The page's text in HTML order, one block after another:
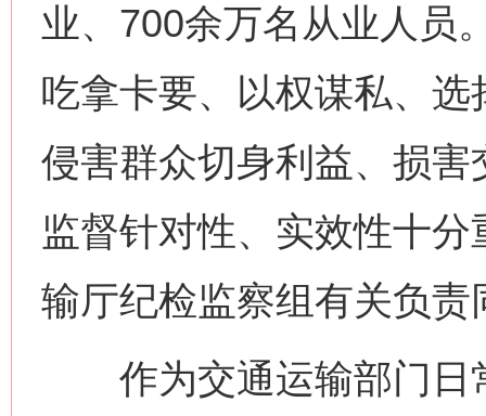
业、700余万名从业人员
吃拿卡要、以权谋私、
侵害群众切身利益、损
监督针对性、实效性十
输厅纪检监察组有关负责
作为交通运输部门日